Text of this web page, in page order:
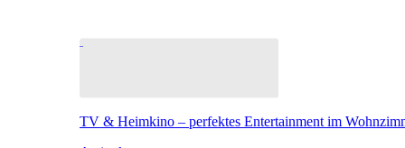
TV & Heimkino – perfektes Entertainment im